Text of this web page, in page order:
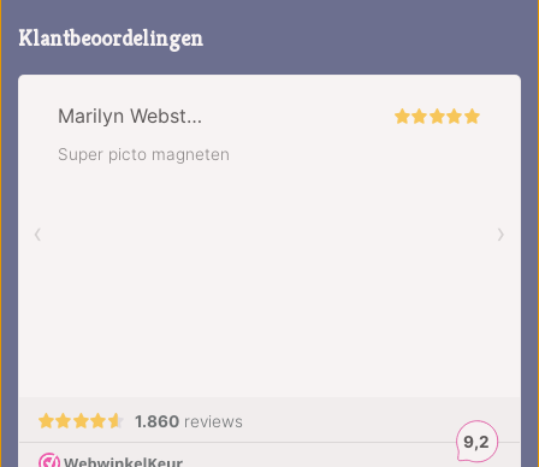
Klantbeoordelingen